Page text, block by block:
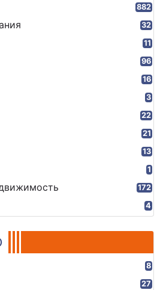
882
32
11
96
16
3
22
21
13
1
172
4
8
27